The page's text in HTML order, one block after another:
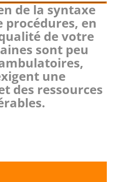
de la syntaxe
procédures, en
de votre
sont peu
une
des ressources